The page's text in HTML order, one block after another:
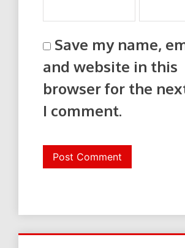
Save my name,
and website in this
browser for the
I comment.